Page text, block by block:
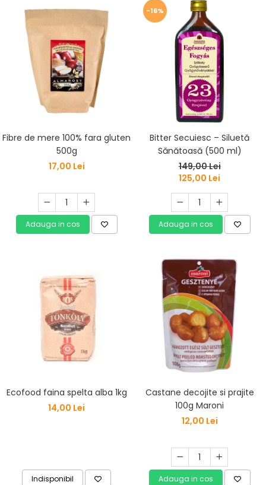
Fibre de mere 100% fara gluten
500g
17,00 Lei
Adauga in cos
-16%
Bitter Secuiesc – Siluetă
Sănătoasă (500 ml)
149,00 Lei
125,00 Lei
Adauga in cos
Ecofood faina spelta alba 1kg
14,00 Lei
Indisponibil
Castane decojite si prajite
100g Maroni
12,00 Lei
Adauga in cos